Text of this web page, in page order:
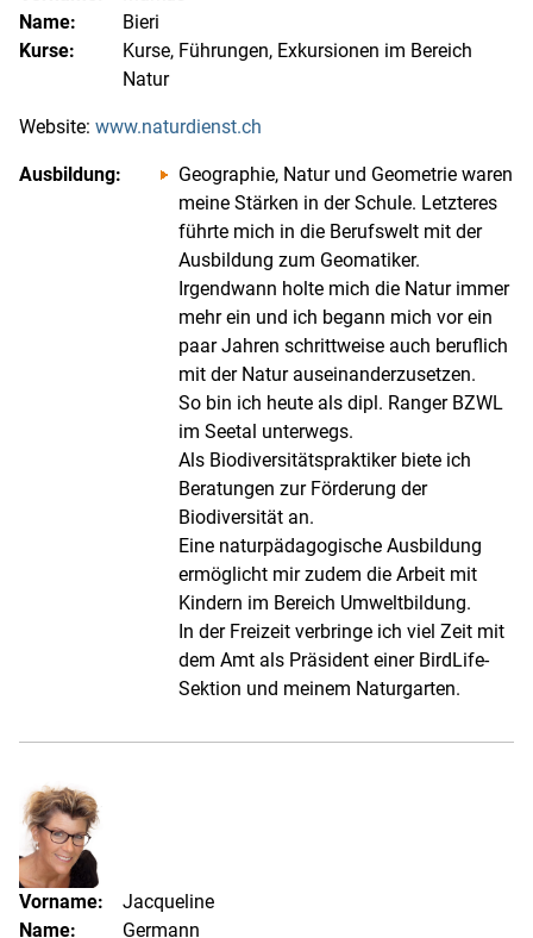
Name:
Bieri
Kurse:
Kurse, Führungen, Exkursionen im Bereich
Natur
Website: www.naturdienst.ch
Ausbildung:
Geographie, Natur und Geometrie waren
meine Stärken in der Schule. Letzteres
führte mich in die Berufswelt mit der
Ausbildung zum Geomatiker.
Irgendwann holte mich die Natur immer
mehr ein und ich begann mich vor ein
paar Jahren schrittweise auch beruflich
mit der Natur auseinanderzusetzen.
So bin ich heute als dipl. Ranger BZWL
im Seetal unterwegs.
Als Biodiversitätspraktiker biete ich
Beratungen zur Förderung der
Biodiversität an.
Eine naturpädagogische Ausbildung
ermöglicht mir zudem die Arbeit mit
Kindern im Bereich Umweltbildung.
In der Freizeit verbringe ich viel Zeit mit
dem Amt als Präsident einer BirdLife-
Sektion und meinem Naturgarten.
Vorname:
Jacqueline
Name:
Germann